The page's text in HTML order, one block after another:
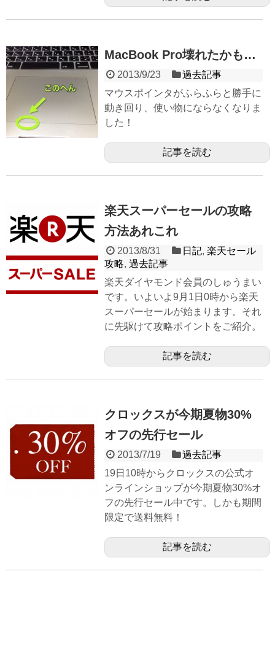
MacBook Pro壊れたかも…
2013/9/23
過去記事
マウスポインタがふらふらと勝手に
動き回り、使い物にならなくなりま
した！
記事を読む
楽天スーパーセールの攻略
方法あれこれ
2013/8/31 日記,楽天セール
攻略, 過去記事
楽天ダイヤモンド会員のしゅうまい
です。いよいよ9月1日0時から楽天
スーパーセールが始まります。それ
に先駆けて攻略ポイントをご紹介。
記事を読む
クロックスが今期夏物30%
オフの先行セール
2013/7/19
過去記事
19日10時からクロックスの公式オ
ンラインショップが今期夏物30%オ
フの先行セール中です。しかも期間
限定で送料無料！
記事を読む